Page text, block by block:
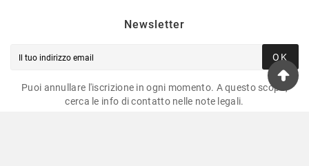
Newsletter
OK
Puoi annullare l'iscrizione in ogni momento. A questo scopo,
cerca le info di contatto nelle note legali.